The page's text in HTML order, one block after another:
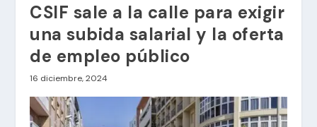
CSIF sale a la calle para exigir
una subida salarial y la oferta
de empleo público
16 diciembre, 2024